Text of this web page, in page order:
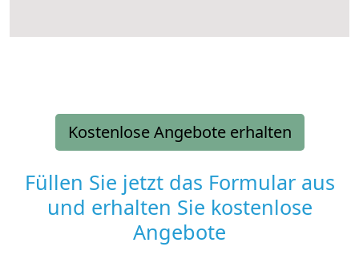
Kostenlose Angebote erhalten
Füllen Sie jetzt das Formular aus
und erhalten Sie kostenlose
Angebote